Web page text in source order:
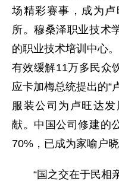
场精彩赛事，成为
所。穆桑泽职业技术
的职业技术培训中心
有效缓解11万多民众
应卡加梅总统提出的“
服装公司为卢旺达
献。中国公司修建的
70%，已成为家喻户晓
“国之交在于民相亲